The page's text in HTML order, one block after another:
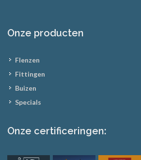
Onze producten
Flenzen
Fittingen
Buizen
Specials
Onze certificeringen: